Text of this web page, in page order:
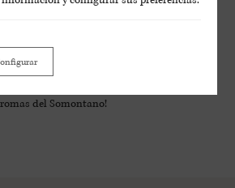
& Vendimia
en primera persona la
a acompañarnos en nuestras
del Somontano!